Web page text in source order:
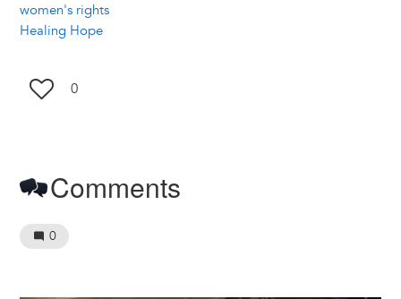
women's rights
Healing Hope
0
Comments
0